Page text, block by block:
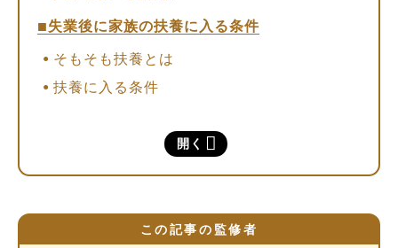
開く
失業後に家族の扶養に入る条件
そもそも扶養とは
扶養に入る条件
社会保険上の扶養に入れないケースとは
が始まるまでの期間は扶養に入れる！
この記事の監修者